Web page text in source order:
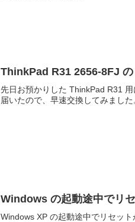
ThinkPad R31 2656-8FJ
先日お預かりした ThinkPad R31
届いたので、早速交換してみました
Windows の起動途中でリ
Windows XP の起動途中でリセッ